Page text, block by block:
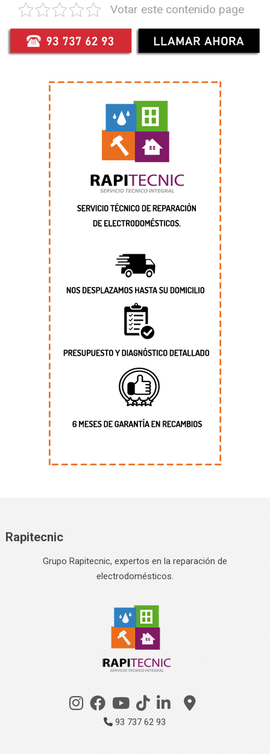
Votar este contenido page
Rapitecnic
Grupo Rapitecnic, expertos en la reparación de
electrodomésticos.
93 737 62 93